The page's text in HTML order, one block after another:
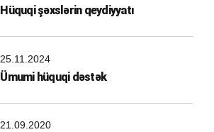
Hüquqi şəxslərin qeydiyyatı
25.11.2024
Ümumi hüquqi dəstək
21.09.2020